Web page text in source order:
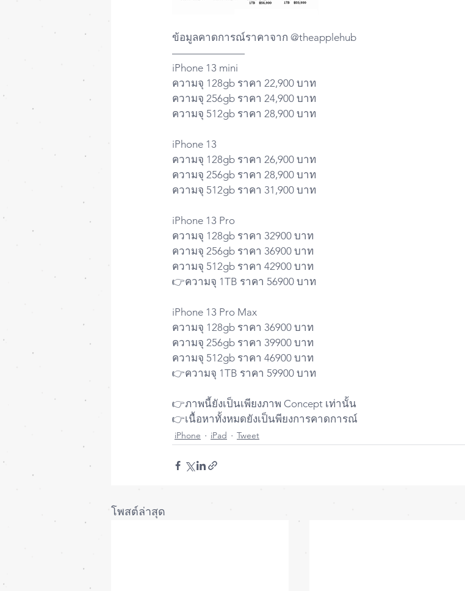
ข้อมูลคาดการณ์ราคาจาก @theapplehub
———————
iPhone 13 mini
ความจุ 128gb ราคา 22,900 บาท
ความจุ 256gb ราคา 24,900 บาท
ความจุ 512gb ราคา 28,900 บาท
iPhone 13
ความจุ 128gb ราคา 26,900 บาท
ความจุ 256gb ราคา 28,900 บาท
ความจุ 512gb ราคา 31,900 บาท
iPhone 13 Pro
ความจุ 128gb ราคา 32900 บาท
ความจุ 256gb ราคา 36900 บาท
ความจุ 512gb ราคา 42900 บาท
👉ความจุ 1TB ราคา 56900 บาท
iPhone 13 Pro Max
ความจุ 128gb ราคา 36900 บาท
ความจุ 256gb ราคา 39900 บาท
ความจุ 512gb ราคา 46900 บาท
👉ความจุ 1TB ราคา 59900 บาท
👉ภาพนี้ยังเป็นเพียงภาพ Concept เท่านั้น
👉เนื้อหาทั้งหมดยังเป็นพียงการคาดการณ์
iPhone iPad Tweet
โพสต์ล่าสุด